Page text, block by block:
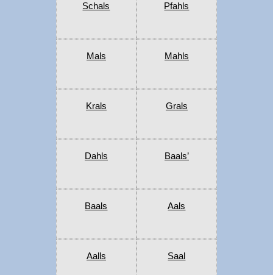
Schals Pfahls
Mals Mahls
Krals Grals
Dahls Baals’
Baals Aals
Aalls Saal